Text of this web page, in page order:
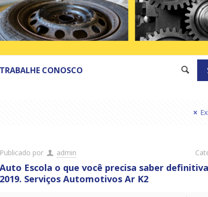
TRABALHE CONOSCO
Publicado por admin
Auto Escola o que você precisa saber
2019. Serviços Automotivos Ar K2